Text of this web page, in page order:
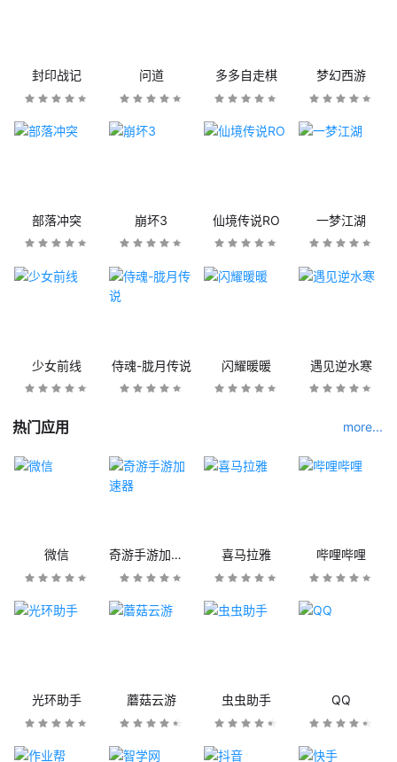
封印战记 问道 多多自走棋 梦幻西游
部落冲突 崩坏3 仙境传说RO 一梦江湖
少女前线 侍魂-胧月传说 闪耀暖暖 遇见逆水寒
热门应用 more...
微信 奇游手游加速器 喜马拉雅 哔哩哔哩
光环助手 蘑菇云游 虫虫助手 QQ